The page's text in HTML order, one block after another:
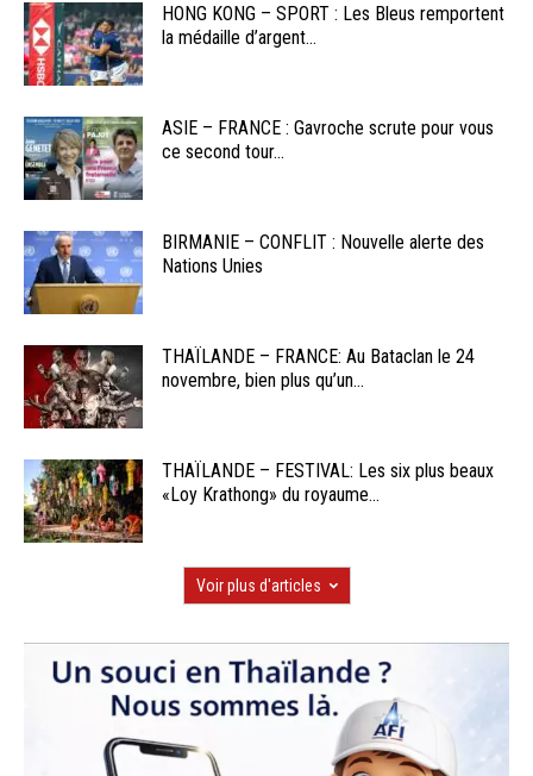
HONG KONG – SPORT : Les Bleus remportent
la médaille d’argent...
ASIE – FRANCE : Gavroche scrute pour vous
ce second tour...
BIRMANIE – CONFLIT : Nouvelle alerte des
Nations Unies
THAÏLANDE – FRANCE: Au Bataclan le 24
novembre, bien plus qu’un...
THAÏLANDE – FESTIVAL: Les six plus beaux
«Loy Krathong» du royaume...
Voir plus d'articles